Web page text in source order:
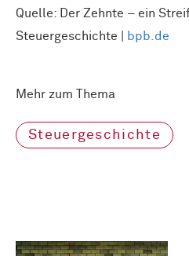
Quelle: Der Zehnte – ein
Steuergeschichte |
bpb.de
Mehr zum Thema
Steuergeschichte